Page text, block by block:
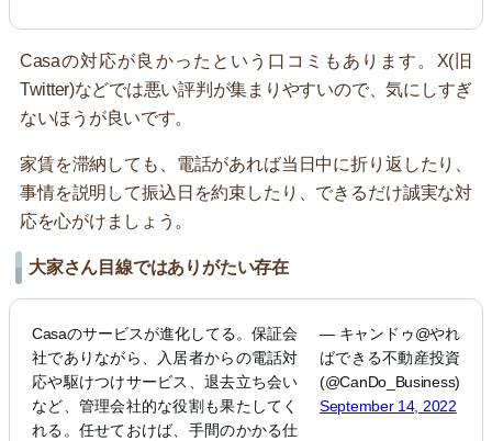
Casaの対応が良かったという口コミもあります。X(旧
Twitter)などでは悪い評判が集まりやすいので、気にしすぎ
ないほうが良いです。
家賃を滞納しても、電話があれば当日中に折り返したり、
事情を説明して振込日を約束したり、できるだけ誠実な対
応を心がけましょう。
大家さん目線ではありがたい存在
Casaのサービスが進化してる。保証会
社でありながら、入居者からの電話対
応や駆けつけサービス、退去立ち会い
など、管理会社的な役割も果たしてく
れる。任せておけば、手間のかかる仕
— キャンドゥ@やれ
ばできる不動産投資
(@CanDo_Business)
September 14, 2022